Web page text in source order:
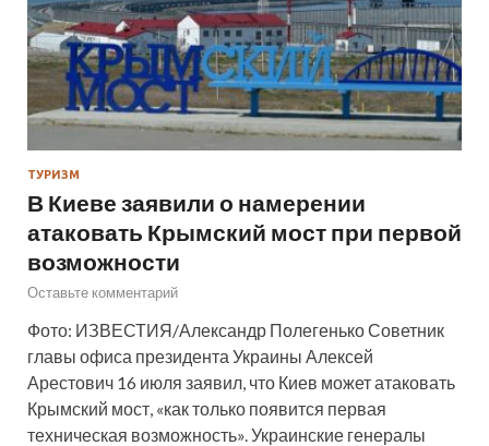
ТУРИЗМ
В Киеве заявили о намерении
атаковать Крымский мост при первой
возможности
Оставьте комментарий
Фото: ИЗВЕСТИЯ/Александр Полегенько Советник
главы офиса президента Украины Алексей
Арестович 16 июля заявил, что Киев может атаковать
Крымский мост, «как только появится первая
техническая возможность». Украинские генералы